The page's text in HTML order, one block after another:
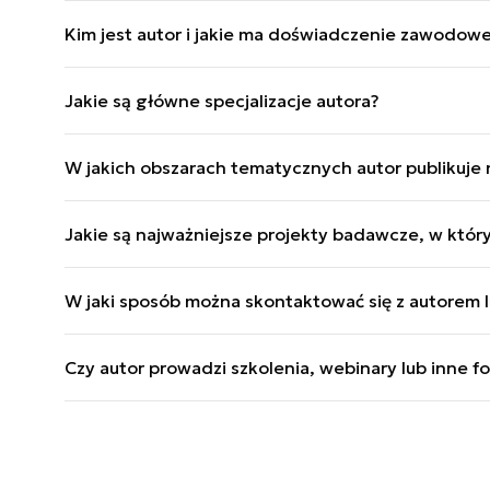
Kim jest autor i jakie ma doświadczenie
międzynarodowe". Od 2023 roku związany z
Jakie są główne specjalizacje autora?
związanych z systemami politycznymi
W jakich obszarach tematycznych autor publikuje
poszczególnych państw Europy Środkowej i
Jakie są najważniejsze projekty badawcze, w
szczególnym uwzględnieniem polityki względem
W jaki sposób można skontaktować się z autorem
Facebooku.
Czy autor prowadzi szkolenia, webinary lub inne